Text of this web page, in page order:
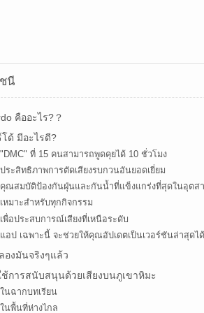
นี
คืออะไร?？
โด้ มีอะไรดี?
"DMC" ที่ 15 คนสามารถพูดคุยได้ 10 ชั่วโมง
ประสิทธิภาพการตัดเสียงรบกวนอันยอดเยี่ยม
คุณสมบัติป้องกันฝุ่นและกันน้ำที่แข็งแกร่งที่สุดในอุตส
เหมาะสำหรับทุกกิจกรรม
เพื่อประสบการณ์เสียงที่เหนือระดับ
แอป เฉพาะนี้ จะช่วยให้คุณอัปเดตเป็นเวอร์ชันล่าสุดไ
องมันจริงๆแล้ว
ช้การสนับสนุนด้วยเสียงบนภูเขาหิมะ
ในฉากบทเรียน
ในพื้นที่ห่างไกล